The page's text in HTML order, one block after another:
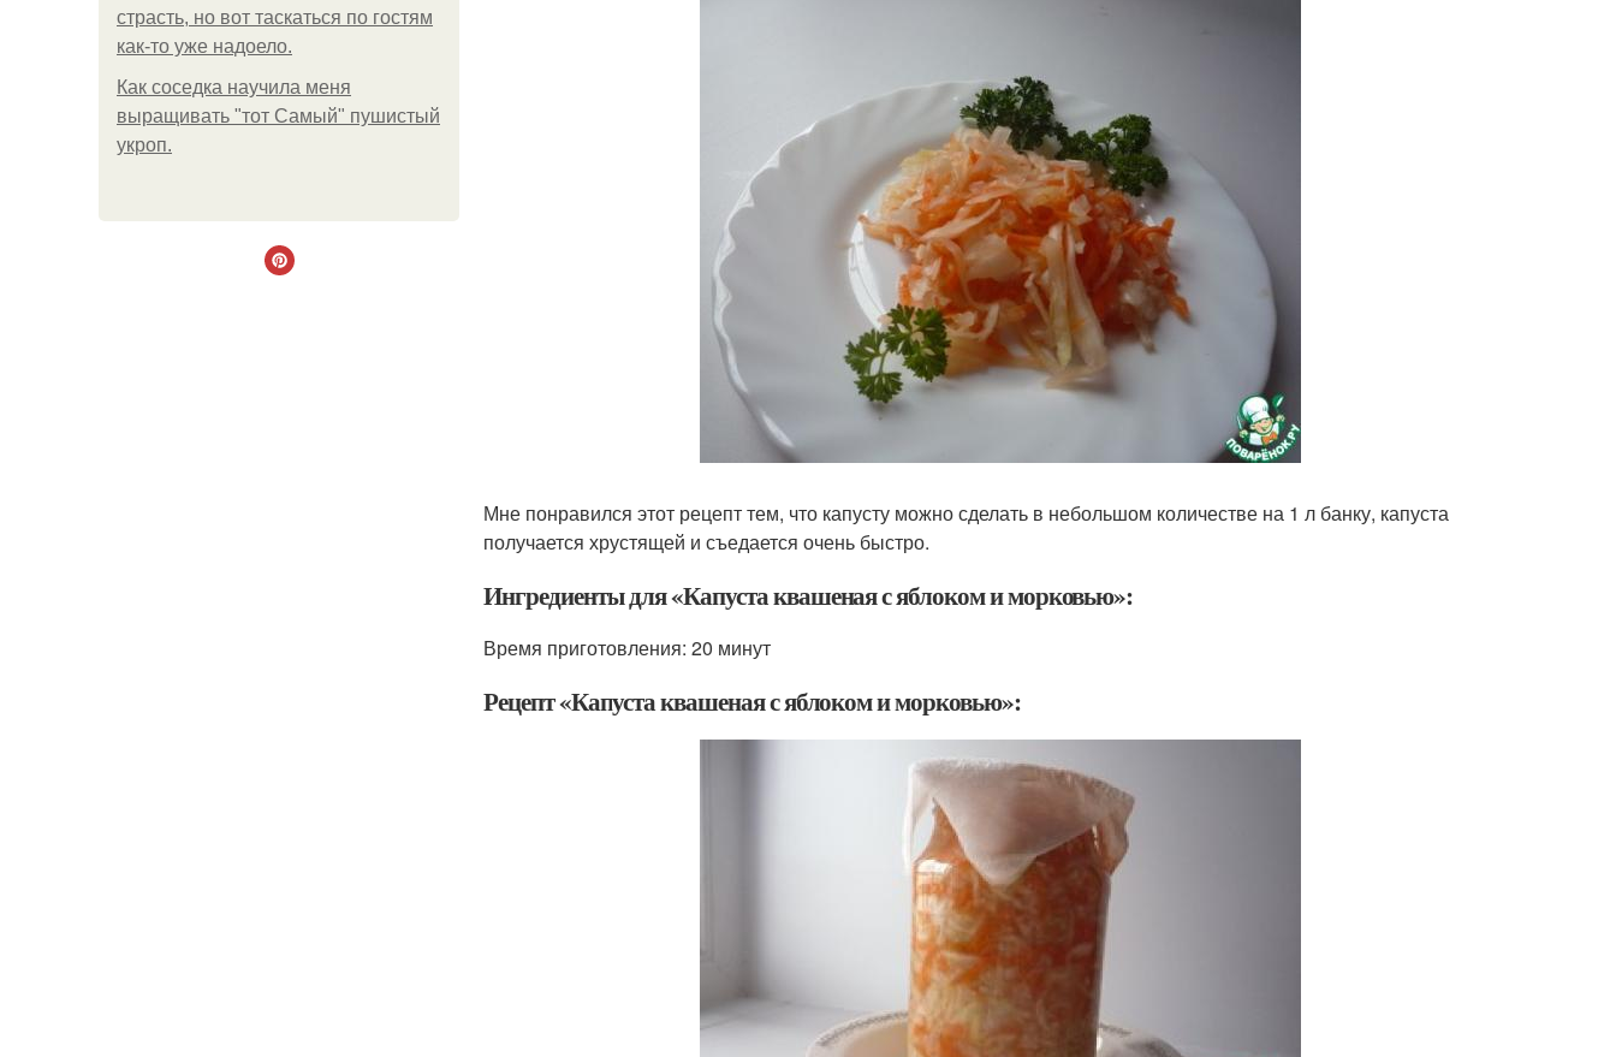
страсть, но вот таскаться по гостям
как-то уже надоело.
Как соседка научила меня
выращивать "тот Самый" пушистый
укроп.
Мне понравился этот рецепт тем, что капусту можно сделать в небольшом количестве на 1 л банку, капуста
получается хрустящей и съедается очень быстро.
Ингредиенты для «Капуста квашеная с яблоком и морковью»:
Время приготовления: 20 минут
Рецепт «Капуста квашеная с яблоком и морковью»: